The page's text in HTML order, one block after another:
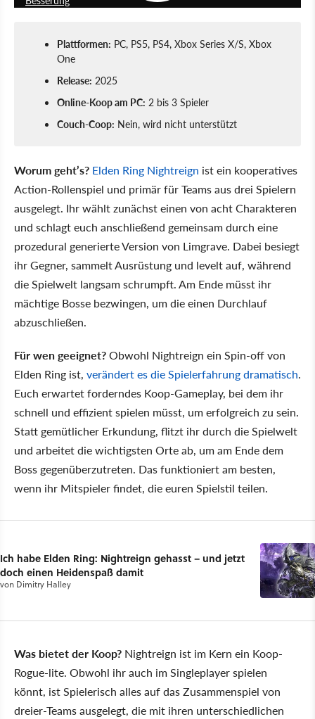
Plattformen: PC, PS5, PS4, Xbox Series X/S, Xbox
One
Release: 2025
Online-Koop am PC: 2 bis 3 Spieler
Couch-Coop: Nein, wird nicht unterstützt
Worum geht’s? Elden Ring Nightreign ist ein kooperatives
Action-Rollenspiel und primär für Teams aus drei Spielern
ausgelegt. Ihr wählt zunächst einen von acht Charakteren
und schlagt euch anschließend gemeinsam durch eine
prozedural generierte Version von Limgrave. Dabei besiegt
ihr Gegner, sammelt Ausrüstung und levelt auf, während
die Spielwelt langsam schrumpft. Am Ende müsst ihr
mächtige Bosse bezwingen, um die einen Durchlauf
abzuschließen.
Für wen geeignet?Obwohl Nightreign ein Spin-off von
Elden Ring ist, verändert es die Spielerfahrung dramatisch.
Euch erwartet forderndes Koop-Gameplay, bei dem ihr
schnell und effizient spielen müsst, um erfolgreich zu sein.
Statt gemütlicher Erkundung, flitzt ihr durch die Spielwelt
und arbeitet die wichtigsten Orte ab, um am Ende dem
Boss gegenüberzutreten. Das funktioniert am besten,
wenn ihr Mitspieler findet, die euren Spielstil teilen.
Ich habe Elden Ring: Nightreign gehasst – und jetzt
doch einen Heidenspaß damit
von Dimitry Halley
Was bietet der Koop? Nightreign ist im Kern ein Koop-
Rogue-lite. Obwohl ihr auch im Singleplayer spielen
könnt, ist Spielerisch alles auf das Zusammenspiel von
dreier-Teams ausgelegt, die mit ihren unterschiedlichen